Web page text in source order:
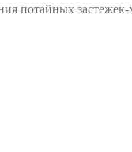
потайных